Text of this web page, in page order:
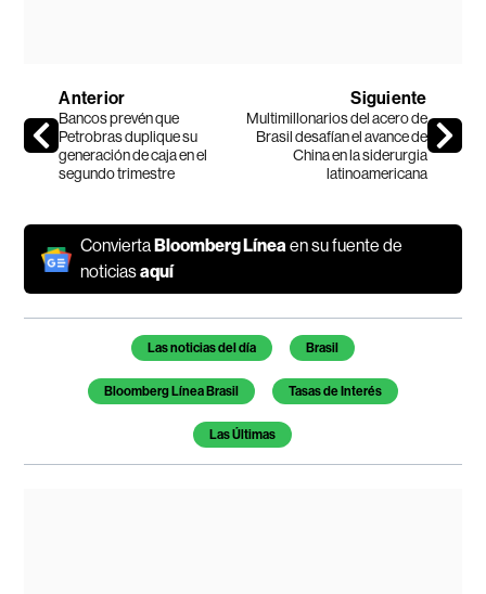
Anterior
Bancos prevén que
Petrobras duplique su
generación de caja en el
segundo trimestre
Siguiente
Multimillonarios del acero de
Brasil desafían el avance de
China en la siderurgia
latinoamericana
Convierta Bloomberg Líneaen su fuente de
noticiasaquí
Temas de este artículo
Las noticias del día Brasil
Bloomberg Línea Brasil Tasas de Interés
Las Últimas